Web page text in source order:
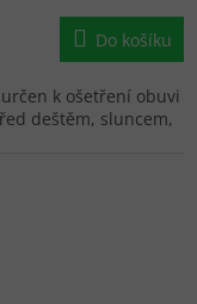
Do košíku
k ošetření obuvi
deštěm, sluncem,